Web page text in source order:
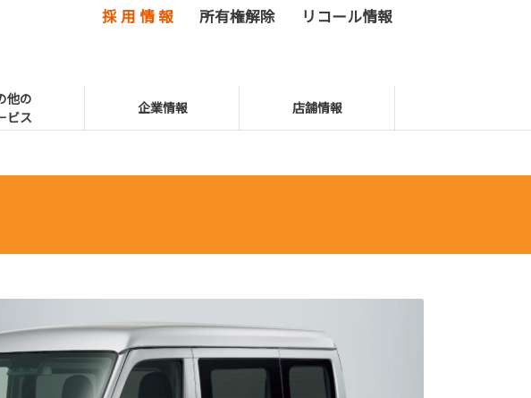
他の
ビス
企業情報 店舗情報
採 用 情 報 所有権解除 リコール情報